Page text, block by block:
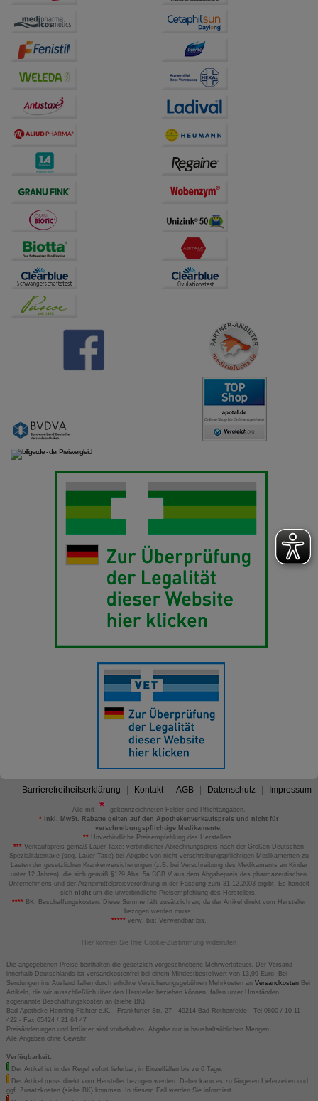
Barrierefreiheitserklärung Kontakt AGB Datenschutz Impressum
Alle mit
gekennzeichneten Felder sind Pflichtangaben.
*inkl. MwSt. Rabatte gelten auf den Apothekenverkaufspreis und nicht für
verschreibungspflichtige Medikamente.
** Unverbindliche Preisempfehlung des Herstellers.
*** Verkaufspreis gemäß Lauer-Taxe; verbindlicher Abrechnungspreis nach der Großen Deutschen
Spezialitätentaxe (sog. Lauer-Taxe) bei Abgabe von nicht verschreibungspflichtigen Medikamenten zu
Lasten der gesetzlichen Krankenversicherungen (z.B. bei Verschreibung des Medikaments an Kinder
unter 12 Jahren), die sich gemäß §129 Abs. 5a SGB V aus dem Abgabepreis des pharmazeutischen
Unternehmens und der Arzneimittelpreisverordnung in der Fassung zum 31.12.2003 ergibt. Es handelt
sich nicht um die unverbindliche Preisempfehlung des Herstellers.
****BK: Beschaffungskosten. Diese Summe fällt zusätzlich an, da der Artikel direkt vom Hersteller
bezogen werden muss.
*****verw. bis: Verwendbar bis.
Hier können Sie Ihre Cookie-Zustimmung widerrufen
Die angegebenen Preise beinhalten die gesetzlich vorgeschriebene Mehrwertsteuer. Der Versand
innerhalb Deutschlands ist versandkostenfrei bei einem Mindestbestellwert von 13,99 Euro. Bei
Sendungen ins Ausland fallen durch erhöhte Versicherungsgebühren Mehrkosten an VersandkostenBei
Artikeln, die wir ausschließlich über den Hersteller beziehen können, fallen unter Umständen
sogenannte Beschaffungskosten an (siehe BK).
Bad Apotheke Henning Fichter e.K. - Frankfurter Str. 27 - 49214 Bad Rothenfelde - Tel 0800 / 10 11
422 - Fax 05424 / 21 64 47
Preisänderungen und Irrtümer sind vorbehalten. Abgabe nur in haushaltsüblichen Mengen.
Alle Angaben ohne Gewähr.
Verfügbarkeit:
Der Artikel ist in der Regel sofort lieferbar, in Einzelfällen bis zu 6 Tage.
Der Artikel muss direkt vom Hersteller bezogen werden. Daher kann es zu längeren Lieferzeiten und
ggf. Zusatzkosten (siehe BK) kommen. In diesem Fall werden Sie informiert.